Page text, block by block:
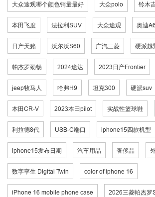
大众途观哪个颜色销量最好 大众polo 铃木
本田飞度 法拉利SUV 大众途观 奥迪
日产天籁 沃尔沃S60 广汽三菱 硬派越
帕杰罗劲畅 2024途达 2023日产Frontier
jeep牧马人 哈弗H9 坦克300 硬派suv
本田CR-V 2023本田pilot 实战性篮球鞋
利拉德8代 USB-C端口 iphone15四款机型
iphone15发布日期 汽车用品 奢侈品
数字孪生 Digital Twin color of iphone 16
iPhone 16 mobile phone case 2026三菱帕杰罗